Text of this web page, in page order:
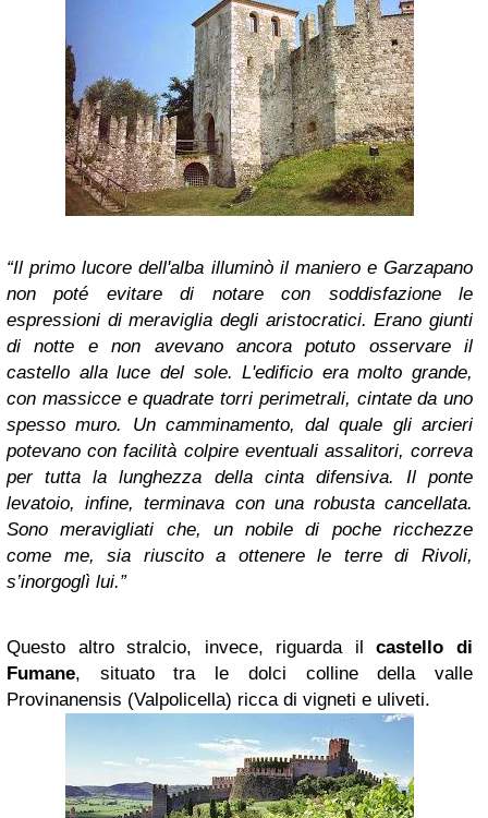
“Il primo lucore dell'alba illuminò il maniero e Garzapano
non poté evitare di notare con soddisfazione le
espressioni di meraviglia degli aristocratici. Erano giunti
di notte e non avevano ancora potuto osservare il
castello alla luce del sole. L'edificio era molto grande,
con massicce e quadrate torri perimetrali, cintate da uno
spesso muro. Un camminamento, dal quale gli arcieri
potevano con facilità colpire eventuali assalitori, correva
per tutta la lunghezza della cinta difensiva. Il ponte
levatoio, infine, terminava con una robusta cancellata.
Sono meravigliati che, un nobile di poche ricchezze
come me, sia riuscito a ottenere le terre di Rivoli,
s’inorgoglì lui.”
Questo altro stralcio, invece, riguarda ilcastello di
Fumane, situato tra le dolci colline della valle
Provinanensis (Valpolicella) ricca di vigneti e uliveti.